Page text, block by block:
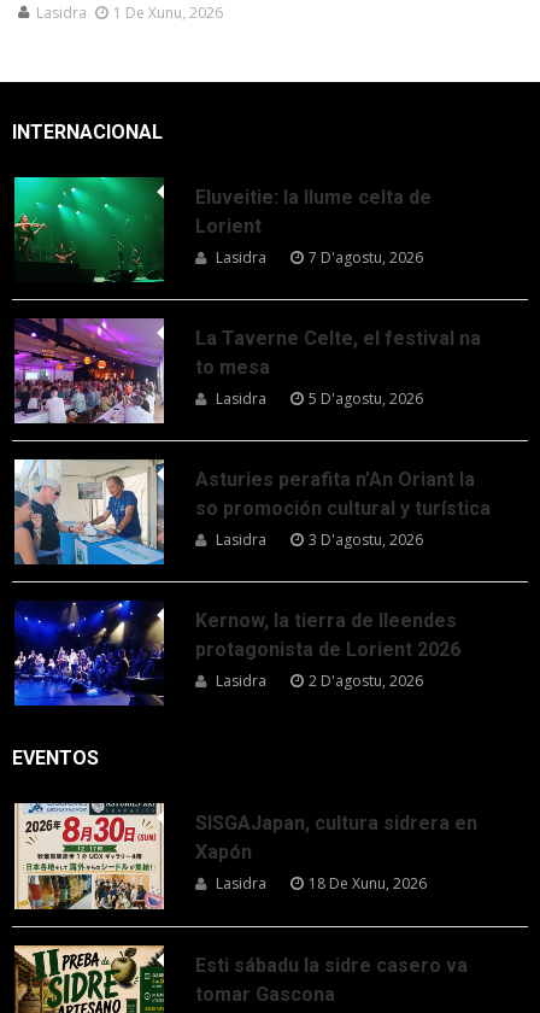
Lasidra 1 De Xunu, 2026
INTERNACIONAL
Eluveitie: la llume celta de
Lorient
Lasidra 7 D'agostu, 2026
La Taverne Celte, el festival na
to mesa
Lasidra 5 D'agostu, 2026
Asturies perafita n’An Oriant la
so promoción cultural y turística
Lasidra 3 D'agostu, 2026
Kernow, la tierra de lleendes
protagonista de Lorient 2026
Lasidra 2 D'agostu, 2026
EVENTOS
SISGAJapan, cultura sidrera en
Xapón
Lasidra 18 De Xunu, 2026
Esti sábadu la sidre casero va
tomar Gascona